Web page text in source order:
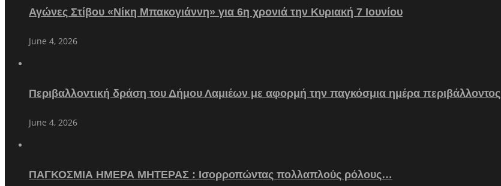
Αγώνες Στίβου «Νίκη Μπακογιάννη» για 6η χρονιά την Κυριακή 7 Ιουνίου
June 4, 2026
Περιβαλλοντική δράση του Δήμου Λαμιέων με αφορμή την παγκόσμια ημέρα περιβάλλοντος
June 4, 2026
ΠΑΓΚΟΣΜΙΑ ΗΜΕΡΑ ΜΗΤΕΡΑΣ : Ισορροπώντας πολλαπλούς ρόλους…